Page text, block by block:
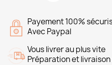
Payement 100%
Avec Paypal
Vous livrer au plus vite
Préparation et